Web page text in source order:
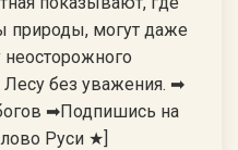
природы, могут даже
неосторожного
Лесу без уважения. ➡
➡Подпишись на
Руси ★]